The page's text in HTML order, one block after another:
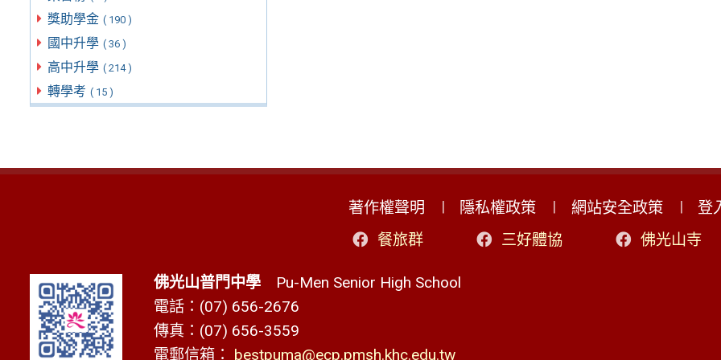
獎助學金 ( 190 )
國中升學 ( 36 )
高中升學 ( 214 )
轉學考 ( 15 )
著作權聲明 隱私權政策 網站安全政策
登
餐旅群
三好體協 佛光山寺
佛光山普門中學Pu-Men Senior High School
電話：(07) 656-2676
傳真：(07) 656-3559
電郵信箱： bestpuma@ecp.pmsh.khc.edu.tw